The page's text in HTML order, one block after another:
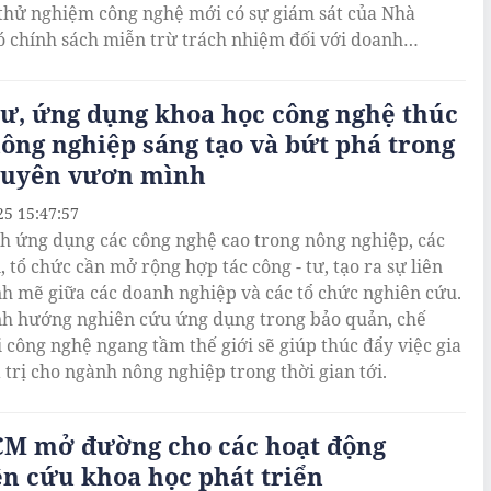
nghiệm công nghệ mới có sự giám sát của Nhà
chính sách miễn trừ trách nhiệm đối với doanh
ứng dụng khoa học công nghệ thúc
nghiệp sáng tạo và bứt phá trong
vươn mình
ứng dụng các công nghệ cao trong nông nghiệp, các
tổ chức cần mở rộng hợp tác công - tư, tạo ra sự liên
mẽ giữa các doanh nghiệp và các tổ chức nghiên cứu.
hướng nghiên cứu ứng dụng trong bảo quản, chế
nghệ ngang tầm thế giới sẽ giúp thúc đẩy việc gia
trị cho ngành nông nghiệp trong thời gian tới.
15:47:57
mở đường cho các hoạt động
cứu khoa học phát triển